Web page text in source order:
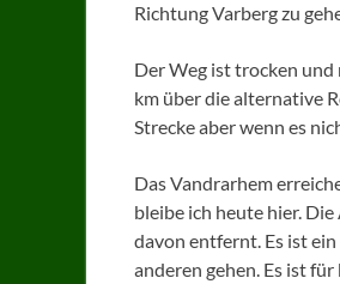
Richtung Varberg zu
Der Weg ist trocken und
km über die alternative
Strecke aber wenn es
Das Vandrarhem
bleibe ich heute hier.
davon entfernt. Es ist
anderen gehen. Es ist